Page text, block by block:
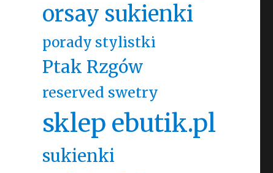
orsay sukienki
porady stylistki
Ptak Rzgów
reserved swetry
sklep ebutik.pl
sukienki